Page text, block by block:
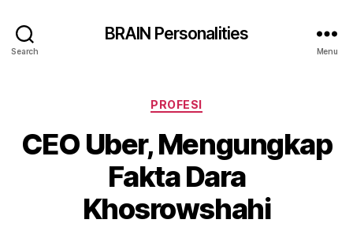
Search
BRAIN Personalities
Menu
Categories
PROFESI
CEO Uber, Mengungkap
Fakta Dara
Khosrowshahi